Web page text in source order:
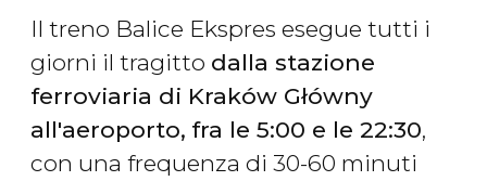
Il treno Balice Ekspres esegue tutti i
giorni il tragitto dalla stazione
ferroviaria di Kraków Główny
all'aeroporto, fra le 5:00 e le 22:30,
con una frequenza di 30-60 minuti